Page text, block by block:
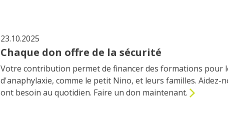
23.10.2025
Chaque don offre de la sécurité
Votre contribution permet de financer des formations pour
d'anaphylaxie, comme le petit Nino, et leurs familles.
ont besoin au quotidien. Faire un don maintenant.